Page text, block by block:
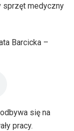
sprzęt medyczny
Barcicka –
się na
pracy.